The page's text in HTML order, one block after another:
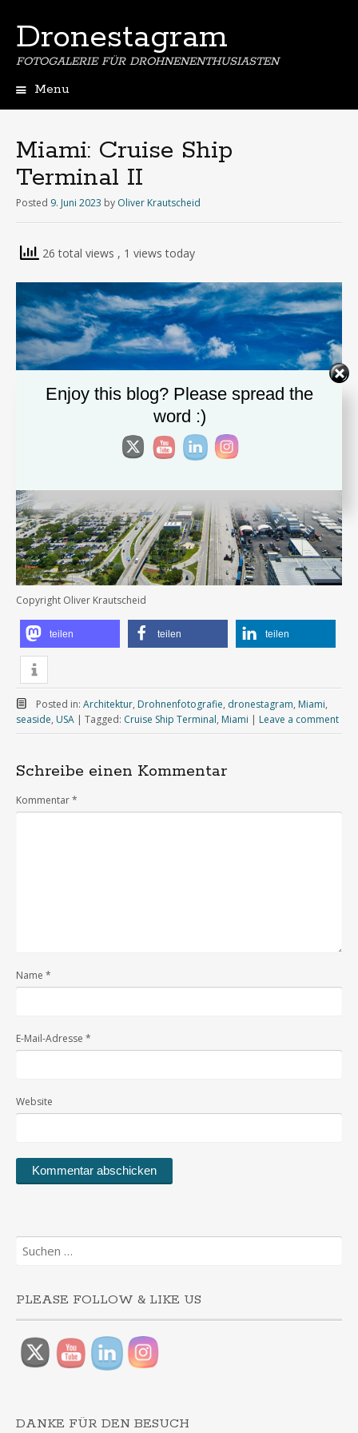
Dronestagram
FOTOGALERIE FÜR DROHNENENTHUSIASTEN
Menu
Miami: Cruise Ship
Terminal II
Posted 9. Juni 2023 by Oliver Krautscheid
26 total views , 1 views today
Copyright Oliver Krautscheid
teilen teilen teilen
Posted in: Architektur, Drohnenfotografie, dronestagram, Miami,
seaside, USA | Tagged: Cruise Ship Terminal, Miami | Leave a comment
Schreibe einen Kommentar
Kommentar*
Name *
E-Mail-Adresse *
Website
Suchen
nach:
PLEASE FOLLOW & LIKE US
DANKE FÜR DEN BESUCH
Enjoy this blog? Please spread the
word :)